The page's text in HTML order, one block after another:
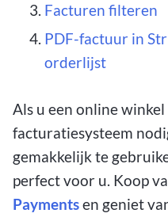
Facturen filteren
PDF-factuur in
orderlijst
Als u een online
facturatiesysteem
gemakkelijk te
perfect voor u. Koop
Paymentsen geniet